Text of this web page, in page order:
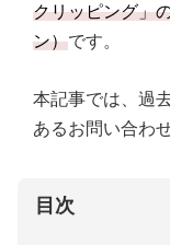
クリッピング」
ン）です。
本記事では、過
あるお問い合わ
目次